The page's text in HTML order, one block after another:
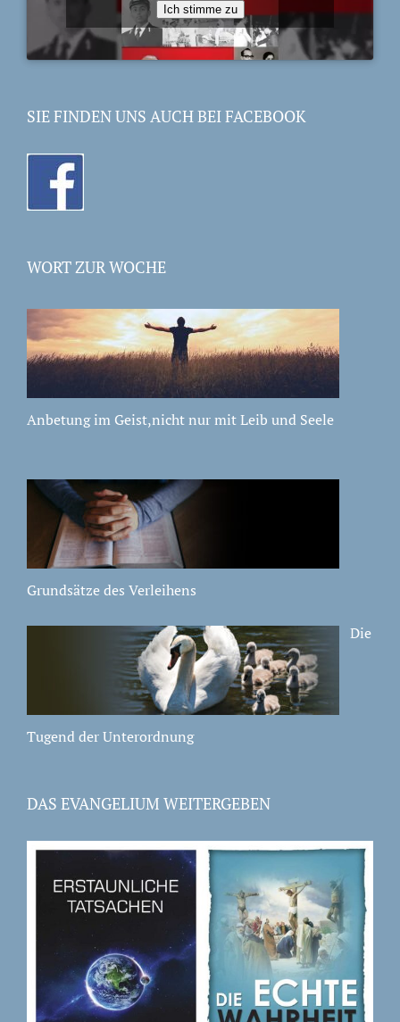
Ich stimme zu
SIE FINDEN UNS AUCH BEI FACEBOOK
WORT ZUR WOCHE
Anbetung im Geist,nicht nur mit Leib und Seele
Grundsätze des Verleihens
Die
Tugend der Unterordnung
DAS EVANGELIUM WEITERGEBEN